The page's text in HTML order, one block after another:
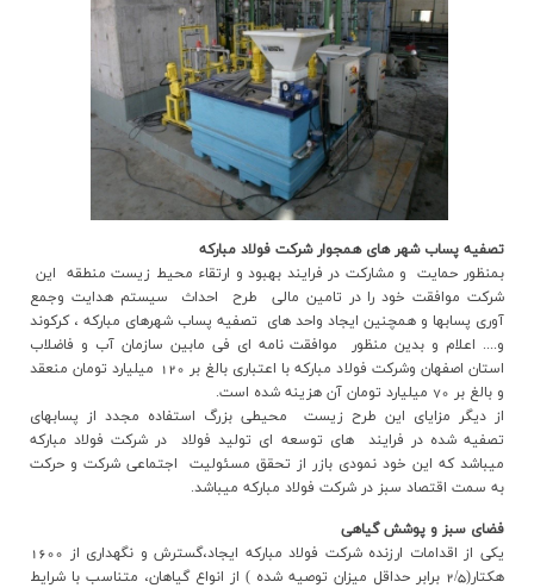
تصفيه پساب شهر هاي همجوار شرکت فولاد مبارکه
بمنظور حمايت و مشارکت در فرايند بهبود و ارتقاء محيط زيست منطقه اين
شرکت موافقت خود را در تامين مالي طرح احداث سيستم هدايت وجمع
آوري پسابها و همچنين ايجاد واحد هاي تصفيه پساب شهرهاي مبارکه ، کرکوند
و.... اعلام و بدين منظور موافقت نامه اي في مابين سازمان آب و فاضلاب
استان اصفهان وشرکت فولاد مبارکه با اعتباري بالغ بر 120 ميليارد تومان منعقد
و بالغ بر 70 میلیارد تومان آن هزینه شده است.
از ديگر مزاياي اين طرح زيست محيطي بزرگ استفاده مجدد از پسابهاي
تصفيه شده در فرايند هاي توسعه اي توليد فولاد در شرکت فولاد مبارکه
ميباشد که اين خود نمودي بازر از تحقق مسئوليت اجتماعي شرکت و حرکت
به سمت اقتصاد سبز در شرکت فولاد مبارکه ميباشد.
فضاي سبز و پوشش گياهي
يكي از اقدامات ارزنده شركت فولاد مباركه ايجاد،گسترش و نگهداري از 1600
هكتار(2/5 برابر حداقل ميزان توصيه شده ) از انواع گياهان، متناسب با شرايط